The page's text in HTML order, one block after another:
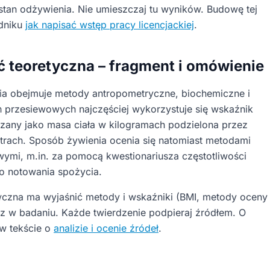
odżywienia. Nie umieszczaj tu wyników. Budowę tej
jak napisać wstęp pracy licencjackiej.
teoretyczna – fragment i omówienie
obejmuje metody antropometryczne, biochemiczne i
przesiewowych najczęściej wykorzystuje się wskaźnik
jako masa ciała w kilogramach podzielona przez
Sposób żywienia ocenia się natomiast metodami
m.in. za pomocą kwestionariusza częstotliwości
notowania spożycia.
ma wyjaśnić metody i wskaźniki (BMI, metody oceny
w badaniu. Każde twierdzenie podpieraj źródłem. O
tekście o analizie i ocenie źródeł.